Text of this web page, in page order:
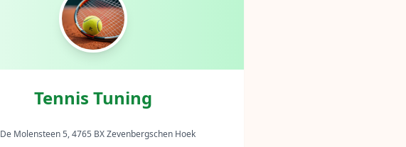
Tennis Tuning
De Molensteen 5, 4765 BX Zevenbergschen Hoek